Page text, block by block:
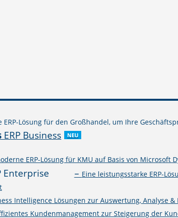
ERP-Lösung für den Großhandel, um Ihre
ERP Business
ERP-Lösung für KMU auf Basis von Microsoft
NEU
Enterprise – Eine leistungsstarke ERP-
Intelligence Lösungen zur Auswertung, Analyse
Kundenmanagement zur Steigerung der